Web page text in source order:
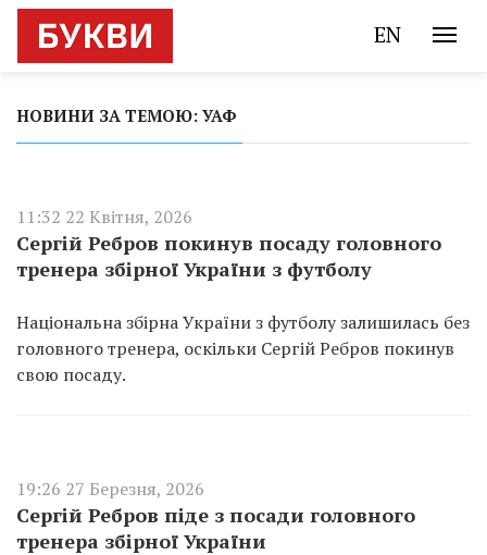
EN
НОВИНИ ЗА ТЕМОЮ: УАФ
11:32 22 Квітня, 2026
Сергій Ребров покинув посаду головного
тренера збірної України з футболу
Національна збірна України з футболу залишилась без
головного тренера, оскільки Сергій Ребров покинув
свою посаду.
19:26 27 Березня, 2026
Сергій Ребров піде з посади головного
тренера збірної України